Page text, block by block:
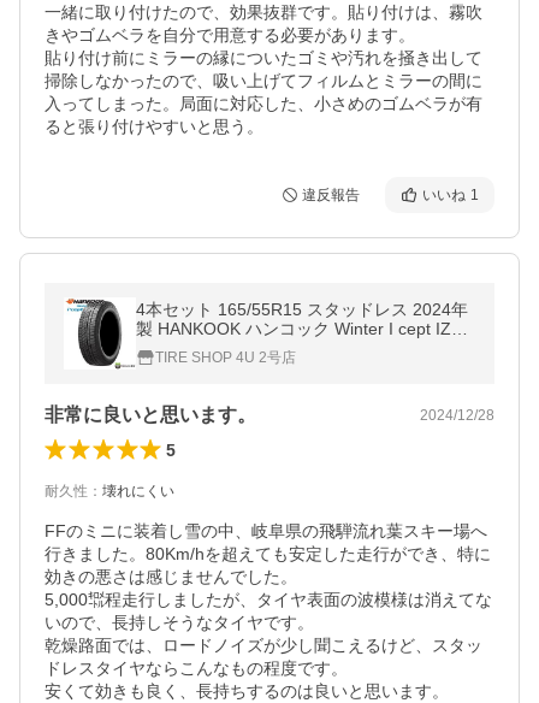
一緒に取り付けたので、効果抜群です。貼り付けは、霧吹
きやゴムベラを自分で用意する必要があります。
貼り付け前にミラーの縁についたゴミや汚れを掻き出して
掃除しなかったので、吸い上げてフィルムとミラーの間に
入ってしまった。局面に対応した、小さめのゴムベラが有
ると張り付けやすいと思う。
違反報告 いいね 1
4本セット 165/55R15 スタッドレス 2024年
製 HANKOOK ハンコック Winter I cept IZ2
A W626 165/55-15 79T XL 新品4本価格
TIRE SHOP 4U 2号店
非常に良いと思います。 2024/12/28
5
耐久性 ： 壊れにくい
FFのミニに装着し雪の中、岐阜県の飛騨流れ葉スキー場へ
行きました。80Km/hを超えても安定した走行ができ、特に
効きの悪さは感じませんでした。
5,000㌖程走行しましたが、タイヤ表面の波模様は消えてな
いので、長持しそうなタイヤです。
乾燥路面では、ロードノイズが少し聞こえるけど、スタッ
ドレスタイヤならこんなもの程度です。
安くて効きも良く、長持ちするのは良いと思います。